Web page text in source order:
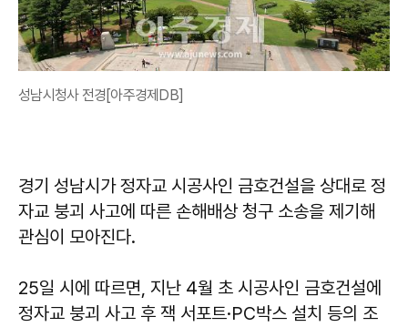
성남시청사 전경[아주경제DB]
경기 성남시가 정자교 시공사인 금호건설을 상대로 정
자교 붕괴 사고에 따른 손해배상 청구 소송을 제기해
관심이 모아진다.
25일 시에 따르면, 지난 4월 초 시공사인 금호건설에
정자교 붕괴 사고 후 잭 서포트·PC박스 설치 등의 조